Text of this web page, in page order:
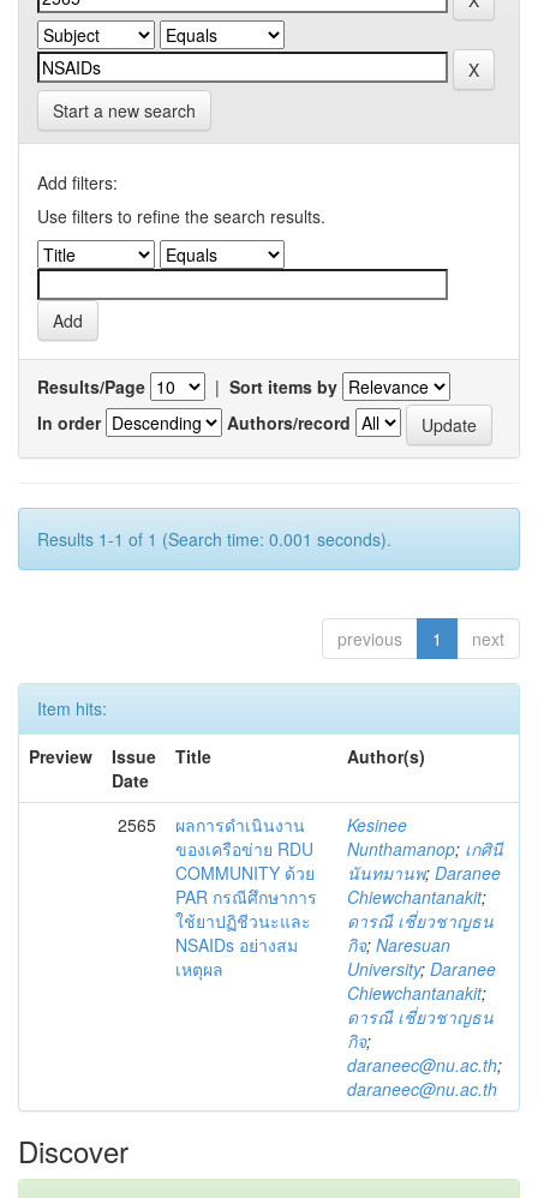
Start a new search
Add filters:
Use filters to refine the search results.
Results/Page | Sort items by
In order
Authors/record
Results 1-1 of 1 (Search time: 0.001 seconds).
previous 1 next
Item hits:
Preview
Issue
Date
Title Author(s)
2565
ผลการดำเนินงาน
ของเครือข่าย RDU
COMMUNITY ด้วย
PAR กรณีศึกษาการ
ใช้ยาปฏิชีวนะและ
NSAIDs อย่างสม
เหตุผล
Kesinee
Nunthamanop; เกศินี
นันทมานพ; Daranee
Chiewchantanakit;
ดารณี เชี่ยวชาญธน
กิจ; Naresuan
University; Daranee
Chiewchantanakit;
ดารณี เชี่ยวชาญธน
กิจ;
daraneec@nu.ac.th;
daraneec@nu.ac.th
Discover